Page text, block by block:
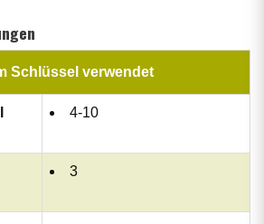
Schlüssel verwendet
4-10
3